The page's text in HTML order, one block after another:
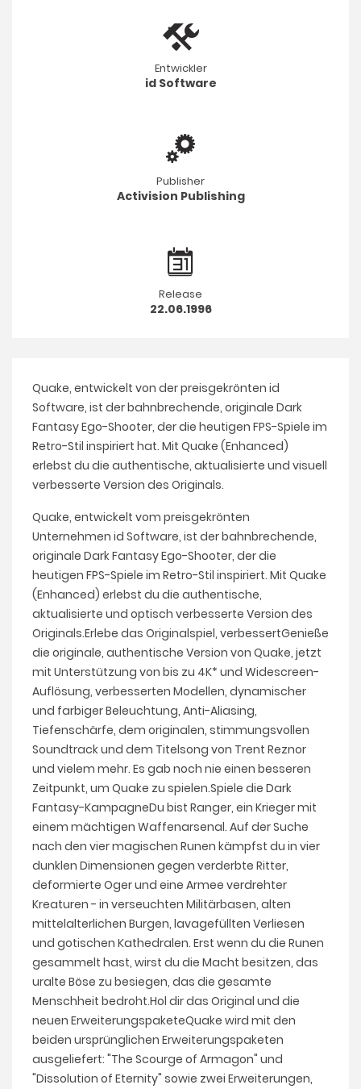
Entwickler
id Software
Publisher
Activision Publishing
Release
22.06.1996
Quake, entwickelt von der preisgekrönten id
Software, ist der bahnbrechende, originale Dark
Fantasy Ego-Shooter, der die heutigen FPS-Spiele im
Retro-Stil inspiriert hat. Mit Quake (Enhanced)
erlebst du die authentische, aktualisierte und visuell
verbesserte Version des Originals.
Quake, entwickelt vom preisgekrönten
Unternehmen id Software, ist der bahnbrechende,
originale Dark Fantasy Ego-Shooter, der die
heutigen FPS-Spiele im Retro-Stil inspiriert. Mit Quake
(Enhanced) erlebst du die authentische,
aktualisierte und optisch verbesserte Version des
Originals.Erlebe das Originalspiel, verbessertGenieße
die originale, authentische Version von Quake, jetzt
mit Unterstützung von bis zu 4K* und Widescreen-
Auflösung, verbesserten Modellen, dynamischer
und farbiger Beleuchtung, Anti-Aliasing,
Tiefenschärfe, dem originalen, stimmungsvollen
Soundtrack und dem Titelsong von Trent Reznor
und vielem mehr. Es gab noch nie einen besseren
Zeitpunkt, um Quake zu spielen.Spiele die Dark
Fantasy-KampagneDu bist Ranger, ein Krieger mit
einem mächtigen Waffenarsenal. Auf der Suche
nach den vier magischen Runen kämpfst du in vier
dunklen Dimensionen gegen verderbte Ritter,
deformierte Oger und eine Armee verdrehter
Kreaturen - in verseuchten Militärbasen, alten
mittelalterlichen Burgen, lavagefüllten Verliesen
und gotischen Kathedralen. Erst wenn du die Runen
gesammelt hast, wirst du die Macht besitzen, das
uralte Böse zu besiegen, das die gesamte
Menschheit bedroht.Hol dir das Original und die
neuen ErweiterungspaketeQuake wird mit den
beiden ursprünglichen Erweiterungspaketen
ausgeliefert: "The Scourge of Armagon" und
"Dissolution of Eternity" sowie zwei Erweiterungen,